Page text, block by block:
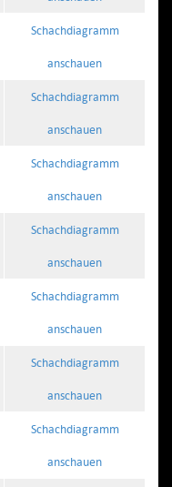
Schachdiagramm
anschauen
Schachdiagramm
anschauen
Schachdiagramm
anschauen
Schachdiagramm
anschauen
Schachdiagramm
anschauen
Schachdiagramm
anschauen
Schachdiagramm
anschauen